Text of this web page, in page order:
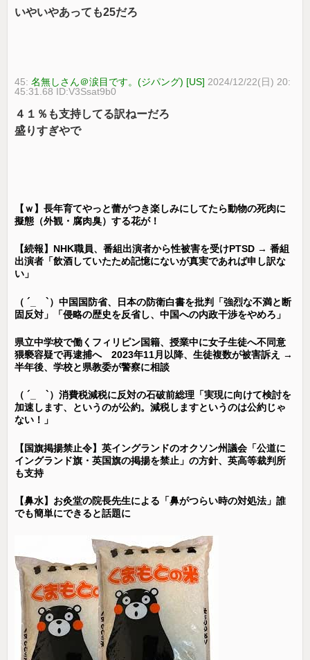
いやいやあっても25だろ
45:名無しさん＠涙目です。(ジパング) [US] 2024/12/22(日) 20:
45:31.68 ID:V3Ssat9b0
４１％も支持してる訳ねーだろ
盛りすぎやで
【ｗ】長年育てやっと蕾がつき楽しみにしてたら動物の死肉に
擬態（外観・腐肉臭）する花が！
【続報】NHK職員、番組出演者から性被害を受けPTSD → 番組
出演者「飲酒していたため記憶にないが真実であれば申し訳な
い」
（ ´_ゝ`）中国国防省、日本の防衛白書を批判「強烈な不満と断
固反対」「侵略の歴史を反省し、中国への内政干渉をやめろ」
県立中学校で働くフィリピン国籍、授業中に女子生徒へ不同意
猥褻容疑で再逮捕へ 2023年11月以降、生徒複数が被害訴え →
半年後、学校と県教委が警察に相談
（ ´_ゝ`）消費税減税に反対の石破前総理「実現に向けて検討を
加速します、というのが公約。減税しますというのは公約じゃ
ない！」
【国旗掲揚禁止令】英イングランドのオクソン州議会「公道に
イングランド旗・英国旗の掲揚を禁止」の方針、英高等裁判所
も支持
【鼻水】お灸堂の院長先生による「鼻がつらい時の対処法」誰
でも簡単にできると話題に